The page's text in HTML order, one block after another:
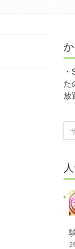
た
放